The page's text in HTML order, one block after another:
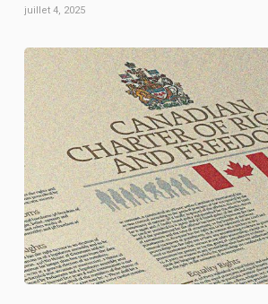
juillet 4, 2025